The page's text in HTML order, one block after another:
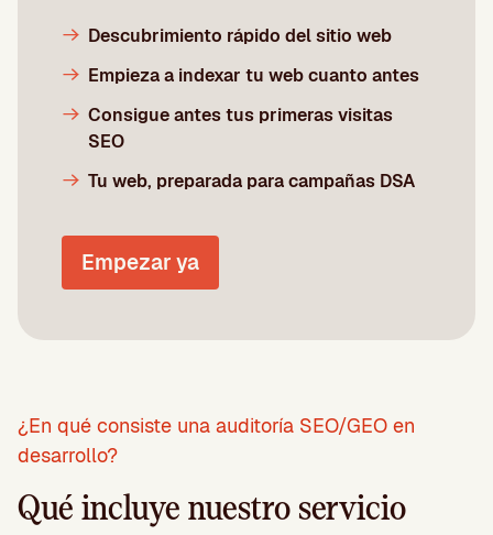
Descubrimiento rápido del sitio web
Empieza a indexar tu web cuanto antes
Consigue antes tus primeras visitas
SEO
Tu web, preparada para campañas DSA
Empezar ya
¿En qué consiste una auditoría SEO/GEO en
desarrollo?
Qué incluye nuestro servicio